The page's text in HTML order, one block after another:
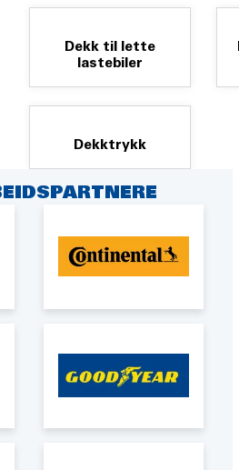
Dekk til lette
lastebiler
Dekktrykk